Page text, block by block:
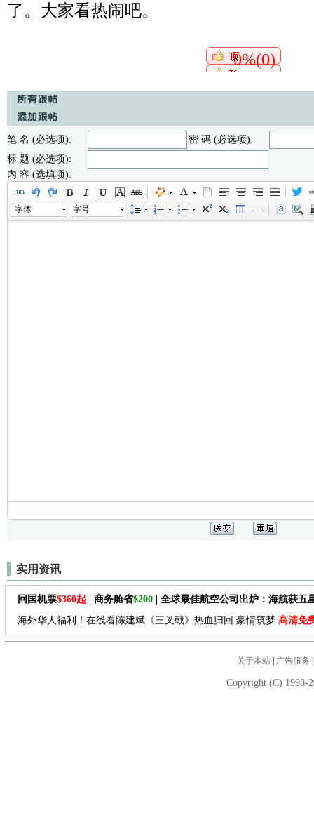
了。大家看热闹吧。
0%(0)
笔 名 (必选项):
密 码 (必选项):
标 题 (必选项):
内 容 (选填项):
字体 字号
实用资讯
回国机票$360起 | 商务舱省$200 | 全球最佳航空公司出炉：海航获五
海外华人福利！在线看陈建斌《三叉戟》热血归回 豪情筑梦 高清免
关于本站| 广告服务
Copyright (C) 1998-